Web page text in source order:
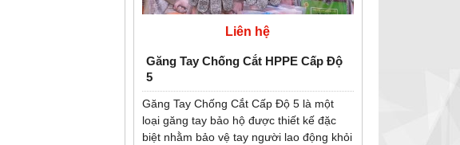
HẠT NHỰA MÀU ĐỎ
40G, 50G, 60G, 70G, 80G
ĐỘNG - LOẠI LIỀN
QUẦN - MÀU ĐỎ ( HÀNG
Liên hệ
Găng Tay Chống Cắt HPPE Cấp Độ
5
Găng Tay Chống Cắt Cấp Độ 5 là một
loại găng tay bảo hộ được thiết kế đặc
biệt nhằm bảo vệ tay người lao động khỏi